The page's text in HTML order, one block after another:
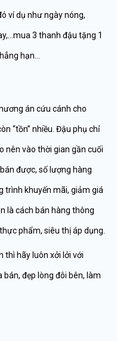
ví dụ như ngày nóng,
3 thanh đậu tặng 1
hạn…
án cứu cánh cho
“tồn” nhiều. Đậu phụ chỉ
nên vào thời gian gần cuối
được, số lượng hàng
trình khuyến mãi, giảm giá
là cách bán hàng thông
phẩm, siêu thị áp dụng.
thì hãy luôn xởi lởi với
đẹp lòng đôi bên, làm